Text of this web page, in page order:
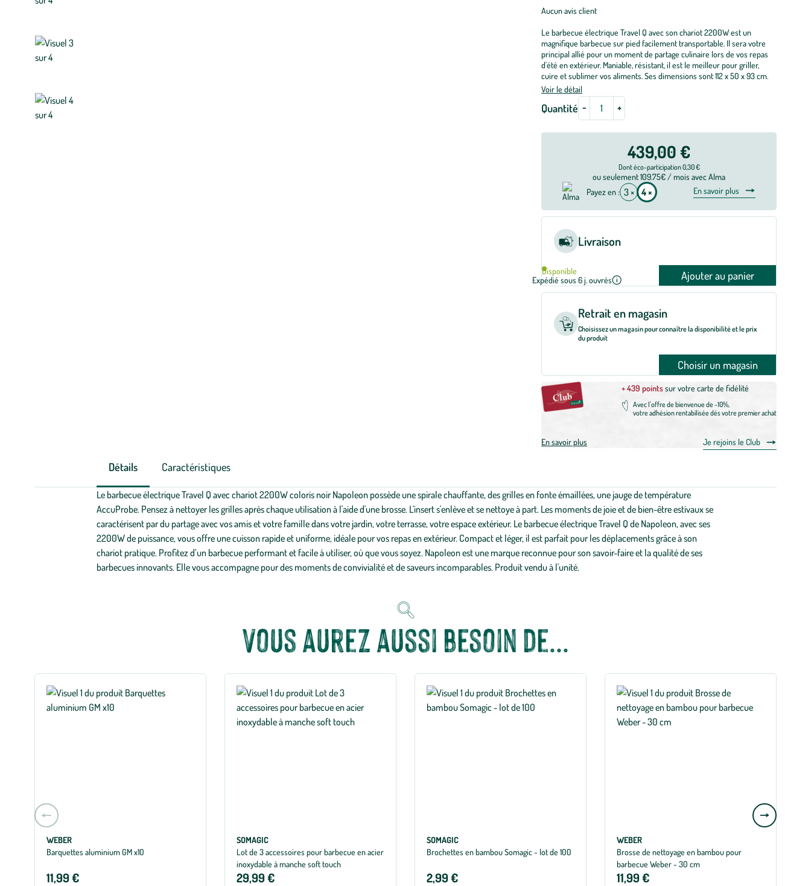
Aucun avis client
Le barbecue électrique Travel Q avec son chariot 2200W est un
magnifique barbecue sur pied facilement transportable. Il sera votre
principal allié pour un moment de partage culinaire lors de vos repas
d'été en extérieur. Maniable, résistant, il est le meilleur pour griller,
cuire et sublimer vos aliments. Ses dimensions sont 112 x 50 x 93 cm.
Voir le détail
Quantité - +
439,00 €
Dont éco-participation 0,30 €
ou seulement 109.75€ / mois avec Alma
Payez en : 3 × 4 × En savoir plus
Livraison
Disponible
Expédié sous 6 j. ouvrés
transporteur
choisi
lors
de
la
validation
de
votre
Ajouter au panier
Retrait en magasin
Choisissez un magasin pour connaître la disponibilité et le prix
du produit
Choisir un magasin
+ 439 pointssur votre carte de fidélité
Avec l'offre de bienvenue de -10%,
votre adhésion rentabilisée dès votre premier achat
En savoir plus Je rejoins le Club
Détails Caractéristiques
Le barbecue électrique Travel Q avec chariot 2200W coloris noir Napoleon possède une spirale chauffante, des grilles en fonte émaillées, une jauge de température
AccuProbe. Pensez à nettoyer les grilles après chaque utilisation à l'aide d'une brosse. L'insert s'enlève et se nettoye à part. Les moments de joie et de bien-être estivaux se
caractérisent par du partage avec vos amis et votre famille dans votre jardin, votre terrasse, votre espace extérieur. Le barbecue électrique Travel Q de Napoleon, avec ses
2200W de puissance, vous offre une cuisson rapide et uniforme, idéale pour vos repas en extérieur. Compact et léger, il est parfait pour les déplacements grâce à son
chariot pratique. Profitez d’un barbecue performant et facile à utiliser, où que vous soyez. Napoleon est une marque reconnue pour son savoir-faire et la qualité de ses
barbecues innovants. Elle vous accompagne pour des moments de convivialité et de saveurs incomparables. Produit vendu à l'unité.
Vous aurez aussi besoin de...
WEBER
Barquettes aluminium GM x10
11,99 €
SOMAGIC
Lot de 3 accessoires pour barbecue en acier
inoxydable à manche soft touch
29,99 €
SOMAGIC
Brochettes en bambou Somagic - lot de 100
2,99 €
WEBER
Brosse de nettoyage en bambou pour
barbecue Weber - 30 cm
11,99 €
Aller
à
slide
Aller
à